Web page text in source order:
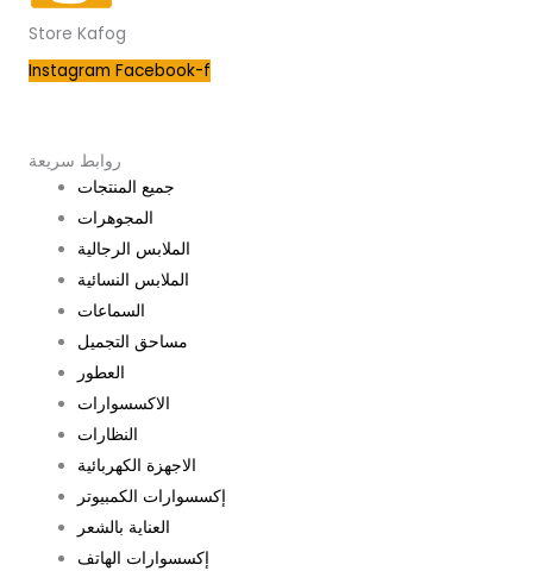
Store Kafog
Instagram Facebook-f
روابط سريعة
جميع المنتجات
المجوهرات
الملابس الرجالية
الملابس النسائية
السماعات
مساحق التجميل
العطور
الاكسسوارات
النظارات
الاجهزة الكهربائية
إكسسوارات الكمبيوتر
العناية بالشعر
إكسسوارات الهاتف